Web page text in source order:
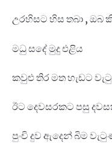
උරහිසට හිස තබා , ඔබ
මධු සදේ මුදු එළිය
කවුළු තිර මත හැඩට
ඊට දෙවසරකට පසු
පුංචි දුව ඇදෙන් බිම